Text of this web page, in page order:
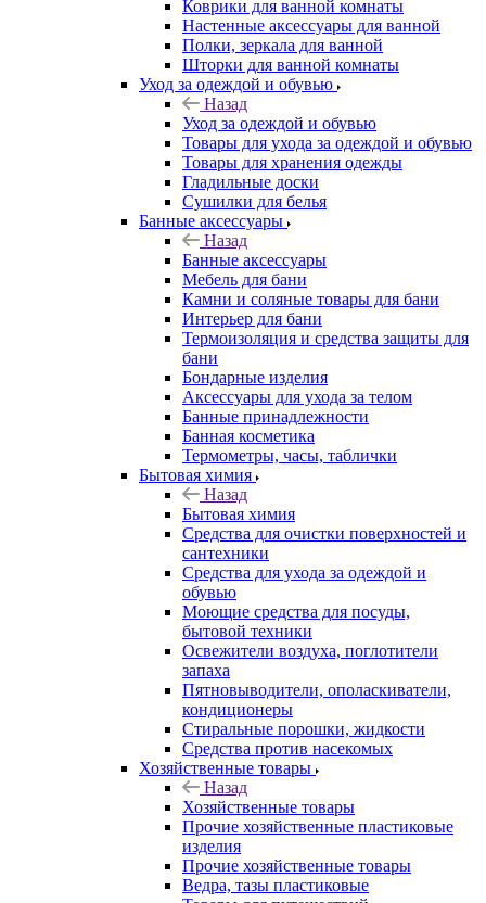
Коврики для ванной комнаты
Настенные аксессуары для ванной
Полки, зеркала для ванной
Шторки для ванной комнаты
Уход за одеждой и обувью
Назад
Уход за одеждой и обувью
Товары для ухода за одеждой и обувью
Товары для хранения одежды
Гладильные доски
Сушилки для белья
Банные аксессуары
Назад
Банные аксессуары
Мебель для бани
Камни и соляные товары для бани
Интерьер для бани
Термоизоляция и средства защиты для
бани
Бондарные изделия
Аксеcсуары для ухода за телом
Банные принадлежности
Банная косметика
Термометры, часы, таблички
Бытовая химия
Назад
Бытовая химия
Средства для очистки поверхностей и
сантехники
Средства для ухода за одеждой и
обувью
Моющие средства для посуды,
бытовой техники
Освежители воздуха, поглотители
запаха
Пятновыводители, ополаскиватели,
кондиционеры
Стиральные порошки, жидкости
Средства против насекомых
Хозяйственные товары
Назад
Хозяйственные товары
Прочие хозяйственные пластиковые
изделия
Прочие хозяйственные товары
Ведра, тазы пластиковые